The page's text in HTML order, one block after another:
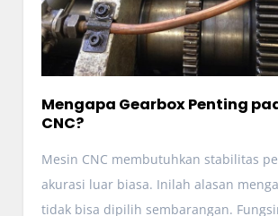
Mengapa Gearbox Penting
CNC?
Mesin CNC membutuhkan stabilitas
akurasi luar biasa. Inilah alasan
tidak bisa dipilih sembarangan.